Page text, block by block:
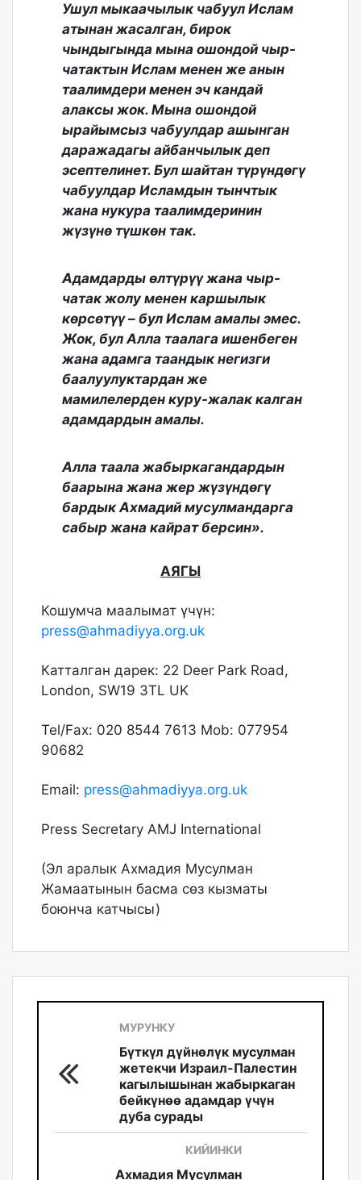
Ушул мыкаачылык чабуул Ислам
атынан жасалган, бирок
чындыгында мына ошондой чыр-
чатактын Ислам менен же анын
таалимдери менен эч кандай
алаксы жок. Мына ошондой
ырайымсыз чабуулдар ашынган
даражадагы айбанчылык деп
эсептелинет. Бул шайтан түрүндөгү
чабуулдар Исламдын тынчтык
жана нукура таалимдеринин
жүзүнө түшкөн так.
Адамдарды өлтүрүү жана чыр-
чатак жолу менен каршылык
көрсөтүү – бул Ислам амалы эмес.
Жок, бул Алла таалага ишенбеген
жана адамга таандык негизги
баалуулуктардан же
мамилелерден куру-жалак калган
адамдардын амалы.
Алла таала жабыркагандардын
баарына жана жер жүзүндөгү
бардык Ахмадий мусулмандарга
сабыр жана кайрат берсин».
АЯГЫ
Кошумча маалымат үчүн:
press@ahmadiyya.org.uk
Катталган дарек: 22 Deer Park Road,
London, SW19 3TL UK
Tel/Fax: 020 8544 7613 Mob: 077954
90682
Email: press@ahmadiyya.org.uk
Press Secretary AMJ International
(Эл аралык Ахмадия Мусулман
Жамаатынын басма сөз кызматы
боюнча катчысы)
МУРУНКУ
Бүткүл дүйнөлүк мусулман
жетекчи Израил-Палестин
кагылышынан жабыркаган
бейкүнөө адамдар үчүн
дуба сурады
КИЙИНКИ
Ахмадия Мусулман